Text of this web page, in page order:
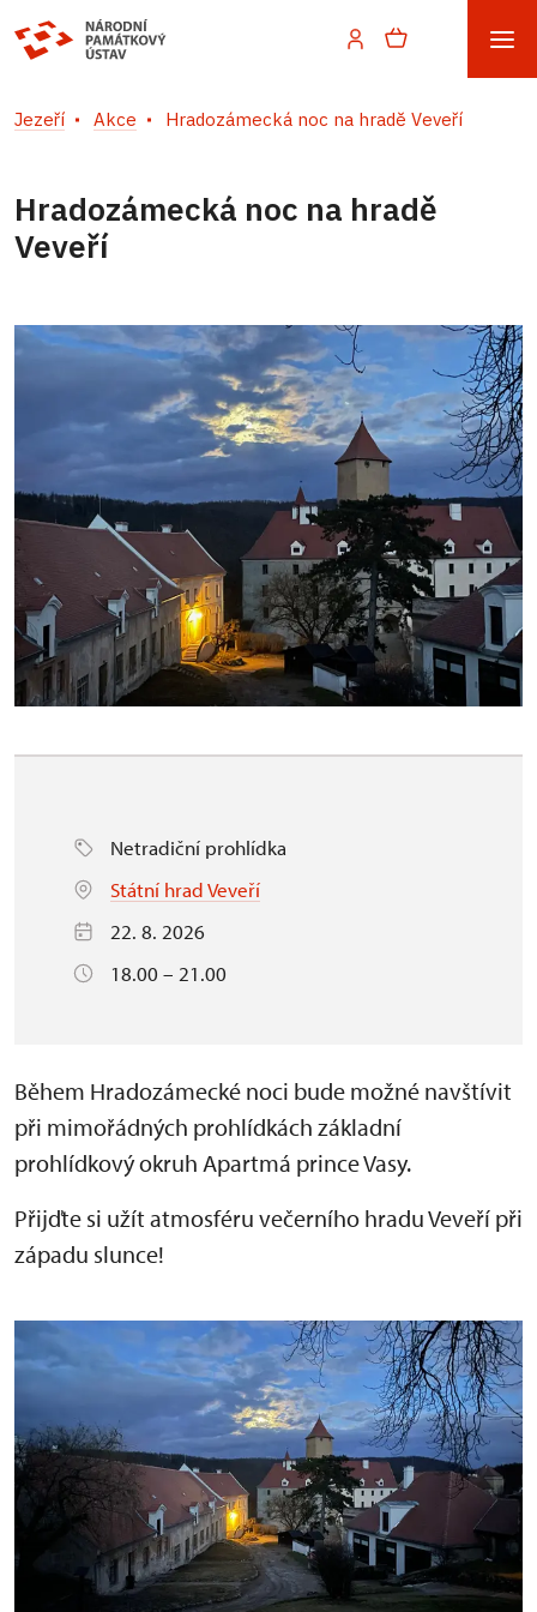
Jezeří Akce Hradozámecká noc na hradě Veveří
Hradozámecká noc na hradě
Veveří
Netradiční prohlídka
Státní hrad Veveří
22. 8. 2026
18.00 – 21.00
Během Hradozámecké noci bude možné navštívit
při mimořádných prohlídkách základní
prohlídkový okruh Apartmá prince Vasy.
Přijďte si užít atmosféru večerního hradu Veveří při
západu slunce!